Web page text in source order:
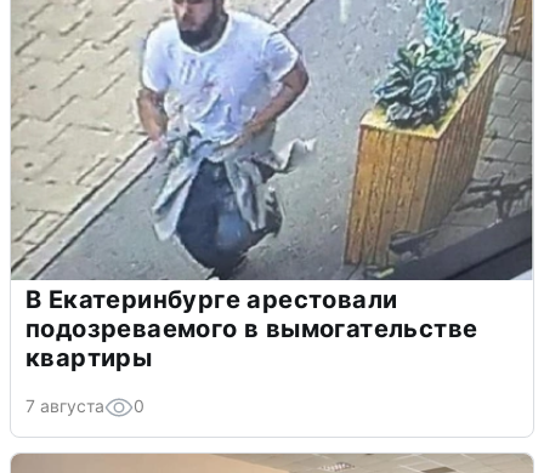
В Екатеринбурге арестовали
подозреваемого в вымогательстве
квартиры
7 августа 0